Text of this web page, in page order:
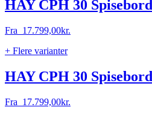
HAY CPH 30
Fra 17.799,00kr.
+ Flere varianter
HAY CPH 30
Fra 17.799,00kr.